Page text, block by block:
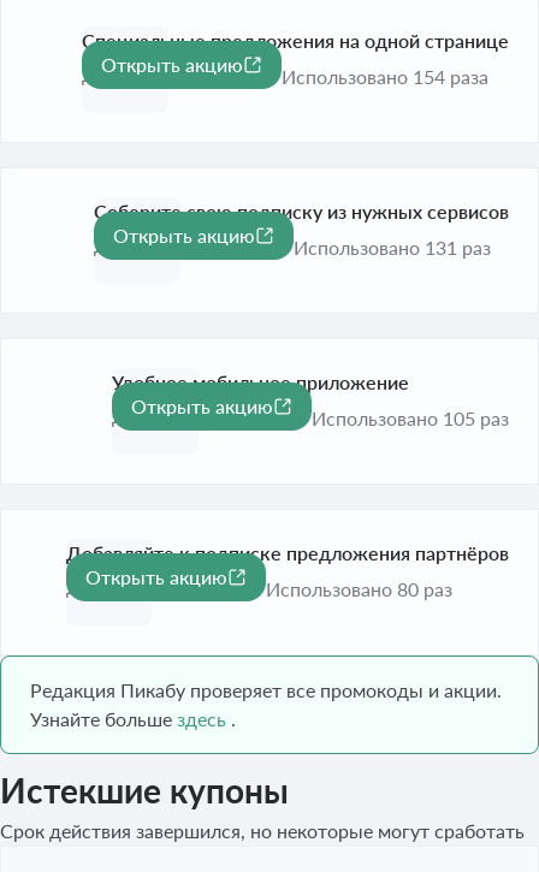
Специальные предложения на одной странице
До 1 сент. 2026
Открыть акцию
Использовано 154 раза
Соберите свою подписку из нужных сервисов
До 1 сент. 2026
Открыть акцию
Использовано 131 раз
Удобное мобильное приложение
До 1 сент. 2026
Открыть акцию
Использовано 105 раз
Добавляйте к подписке предложения партнёров
До 1 сент. 2026
Открыть акцию
Использовано 80 раз
Редакция Пикабу проверяет все промокоды и акции.
Узнайте больше здесь .
Истекшие купоны
Срок действия завершился, но некоторые могут сработать